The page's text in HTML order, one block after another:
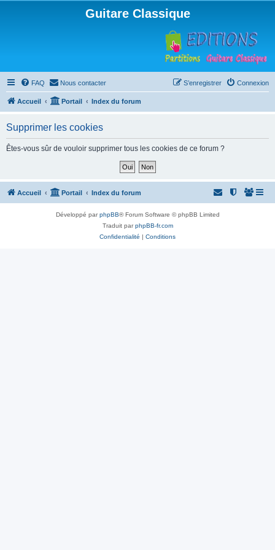
Guitare Classique
FAQ Nous contacter Connexion
S’enregistrer
Accueil Portail Index du forum
Supprimer les cookies
Êtes-vous sûr de vouloir supprimer tous les cookies de ce forum ?
Accueil Portail Index du forum
Développé parphpBB® Forum Software © phpBB Limited
Traduit parphpBB-fr.com
Confidentialité | Conditions